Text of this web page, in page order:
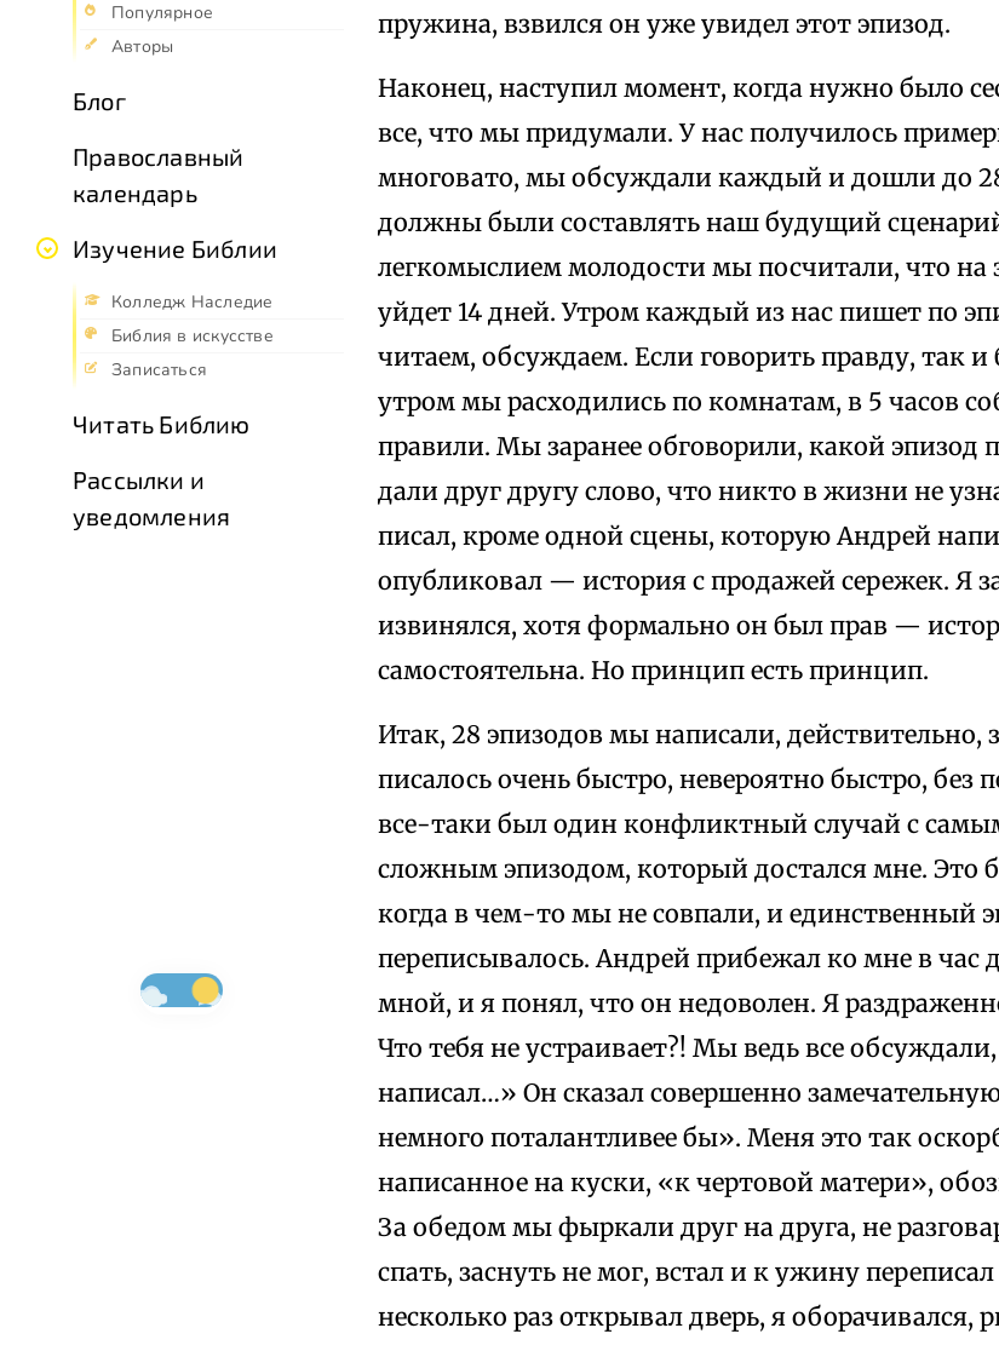
Популярное
Авторы
Блог
Православный
календарь
Изучение Библии
Колледж Наследие
Библия в искусстве
Записаться
Читать Библию
Рассылки и
уведомления
пружина, взвился он уже увидел этот эпизод.
Наконец, наступил момент, когда нужно было
все, что мы придумали. У нас получилось
многовато, мы обсуждали каждый и дошли до
должны были составлять наш будущий
легкомыслием молодости мы посчитали, что на
уйдет 14 дней. Утром каждый из нас пишет по
читаем, обсуждаем. Если говорить правду, так и
утром мы расходились по комнатам, в 5 часов
правили. Мы заранее обговорили, какой
дали друг другу слово, что никто в жизни не
писал, кроме одной сцены, которую Андрей
опубликовал — история с продажей сережек. Я
извинялся, хотя формально он был прав —
самостоятельна. Но принцип есть принцип.
Итак, 28 эпизодов мы написали, действительно,
писалось очень быстро, невероятно быстро, без
все-таки был один конфликтный случай с
сложным эпизодом, который достался мне. Это
когда в чем-то мы не совпали, и единственный
переписывалось. Андрей прибежал ко мне в час
мной, и я понял, что он недоволен. Я
Что тебя не устраивает?! Мы ведь все
написал…» Он сказал совершенно
немного поталантливее бы». Меня это так
написанное на куски, «к чертовой матери»,
За обедом мы фыркали друг на друга, не
спать, заснуть не мог, встал и к ужину
несколько раз открывал дверь, я оборачивался,